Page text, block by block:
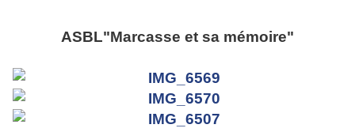
ASBL"Marcasse et sa mémoire"